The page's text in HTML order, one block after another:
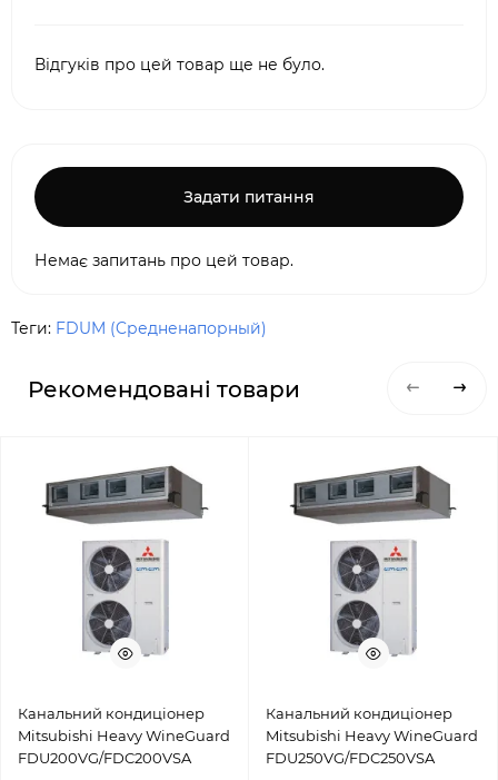
Відгуків про цей товар ще не було.
Задати питання
Немає запитань про цей товар.
Теги: FDUM (Cредненапорный)
Рекомендовані товари
Канальний кондиціонер
Mitsubishi Heavy WineGuard
FDU200VG/FDC200VSA
Канальний кондиціонер
Mitsubishi Heavy WineGuard
FDU250VG/FDC250VSA